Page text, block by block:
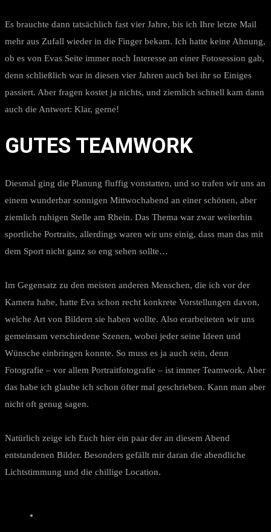
Es brauchte dann tatsächlich fast vier Jahre, bis ich Ihre letzte Mail
mehr aus Zufall wieder in die Finger bekam. Ich hatte keine Ahnung,
ob es von Evas Seite immer noch Interesse an einer Fotosession gab,
denn schließlich war in diesen vier Jahren auch bei ihr so Einiges
passiert. Aber fragen kostet ja nichts, und ziemlich schnell kam dann
auch die Antwort: Klar, gerne!
GUTES TEAMWORK
Diesmal ging die Planung fluffig vonstatten, und so trafen wir uns an
einem wunderbar sonnigen Mittwochabend an einer schönen, aber
ziemlich ruhigen Stelle am Rhein. Das Thema war zwar weiterhin
sportliche Portraits, allerdings waren wir uns einig, dass man das mit
dem Sport nicht ganz so eng sehen sollte…
Im Gegensatz zu den meisten anderen Menschen, die ich vor der
Kamera habe, hatte Eva schon recht konkrete Vorstellungen davon,
welche Art von Bildern sie haben wollte. Also erarbeiteten wir uns
gemeinsam verschiedene Szenen, wobei jeder seine Ideen und
Wünsche einbringen konnte. So muss es ja auch sein, denn
Fotografie – vor allem Portraitfotografie – ist immer Teamwork. Aber
das habe ich glaube ich schon öfter mal geschrieben. Kann man aber
nicht oft genug sagen.
Natürlich zeige ich Euch hier ein paar der an diesem Abend
entstandenen Bilder. Besonders gefällt mir daran die abendliche
Lichtstimmung und die chillige Location.